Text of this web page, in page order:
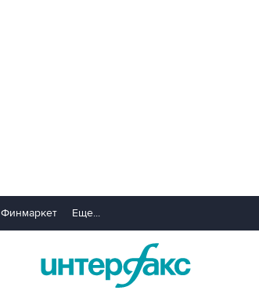
Финмаркет Еще...